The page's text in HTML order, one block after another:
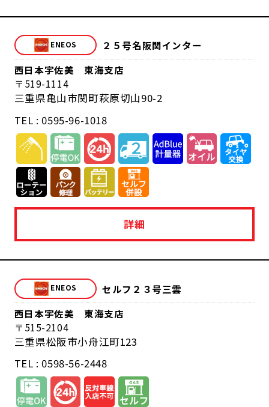
２５号名阪関インター
西日本宇佐美 東海支店
519-1114
三重県亀山市関町萩原切山90-2
TEL : 0595-96-1018
詳細
セルフ２３号三雲
西日本宇佐美 東海支店
515-2104
三重県松阪市小舟江町123
TEL : 0598-56-2448